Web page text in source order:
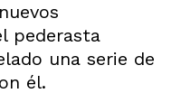
pederasta
una serie de
él.